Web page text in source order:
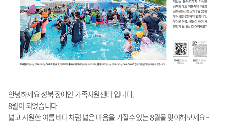
안녕하세요 성북 장애인 가족지원센터 입니다.
8월이 되었습니다
넓고 시원한 여름 바다처럼 넓은 마음을 가질수 있는 8월을 맞이해보세요~